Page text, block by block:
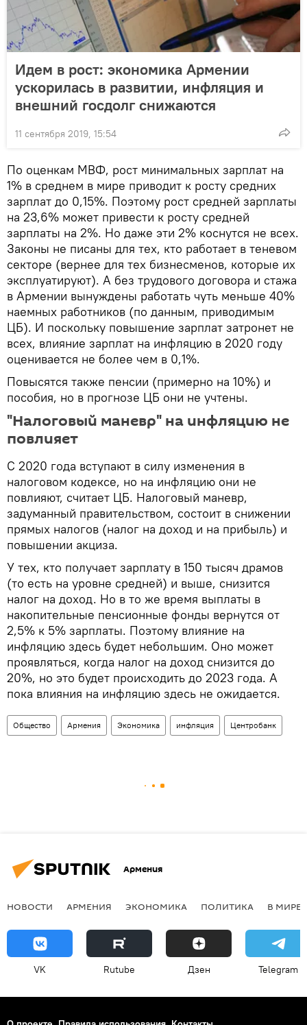
Идем в рост: экономика Армении
ускорилась в развитии, инфляция и
внешний госдолг снижаются
11 сентября 2019, 15:54
По оценкам МВФ, рост минимальных зарплат на
1% в среднем в мире приводит к росту средних
зарплат до 0,15%. Поэтому рост средней зарплаты
на 23,6% может привести к росту средней
зарплаты на 2%. Но даже эти 2% коснутся не всех.
Законы не писаны для тех, кто работает в теневом
секторе (вернее для тех бизнесменов, которые их
эксплуатируют). А без трудового договора и стажа
в Армении вынуждены работать чуть меньше 40%
наемных работников (по данным, приводимым
ЦБ). И поскольку повышение зарплат затронет не
всех, влияние зарплат на инфляцию в 2020 году
оценивается не более чем в 0,1%.
Повысятся также пенсии (примерно на 10%) и
пособия, но в прогнозе ЦБ они не учтены.
"Налоговый маневр" на инфляцию не
повлияет
С 2020 года вступают в силу изменения в
налоговом кодексе, но на инфляцию они не
повлияют, считает ЦБ. Налоговый маневр,
задуманный правительством, состоит в снижении
прямых налогов (налог на доход и на прибыль) и
повышении акциза.
У тех, кто получает зарплату в 150 тысяч драмов
(то есть на уровне средней) и выше, снизится
налог на доход. Но в то же время выплаты в
накопительные пенсионные фонды вернутся от
2,5% к 5% зарплаты. Поэтому влияние на
инфляцию здесь будет небольшим. Оно может
проявляться, когда налог на доход снизится до
20%, но это будет происходить до 2023 года. А
пока влияния на инфляцию здесь не ожидается.
Общество Армения Экономика инфляция Центробанк
Армения
НОВОСТИ АРМЕНИЯ ЭКОНОМИКА ПОЛИТИКА В МИРЕ
VK Rutube Дзен Telegram